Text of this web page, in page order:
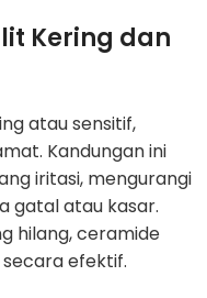
Kering dan
atau sensitif,
Kandungan ini
iritasi, mengurangi
gatal atau kasar.
hilang, ceramide
efektif.